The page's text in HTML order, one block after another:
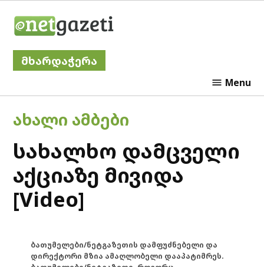
მხარდაჭერა
Menu
POSTED
IN
ᲐᲮᲐᲚᲘ ᲐᲛᲑᲔᲑᲘ
სახალხო დამცველი
აქციაზე მივიდა
[Video]
ბათუმელები/ნეტგაზეთის დამფუძნებელი და
დირექტორი მზია ამაღლობელი დააპატიმრეს.